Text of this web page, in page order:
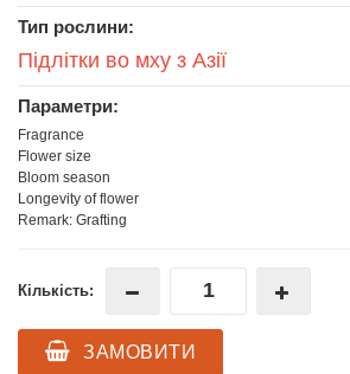
Тип рослини:
Підлітки во мху з Азії
Параметри:
Fragrance
Flower size
Bloom season
Longevity of flower
Remark: Grafting
Кількість:
ЗАМОВИТИ